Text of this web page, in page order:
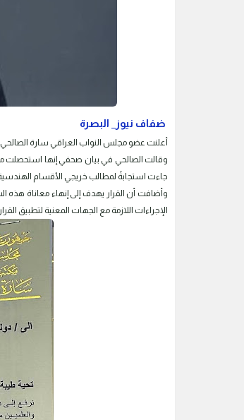
ضفاف نيوز_ البصرة
أعلنت عضو مجلس النواب العراقي سارة
وقالت الصالحي في بيان صحفي إنها استحصلت
جاءت استجابةً لمطالب خريجي الأقسام
وأضافت أن القرار يهدف إلى إنهاء معاناة هذه
الإجراءات اللازمة مع الجهات المعنية لتطبيق